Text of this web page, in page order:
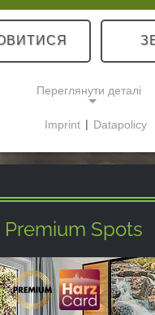
Premium Spots
Переглянути деталі
cookie забезпечують
веб-сайту.
файли cookie
Imprint | Datapolicy